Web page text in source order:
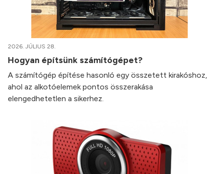
2026. JÚLIUS 28.
Hogyan építsünk számítógépet?
A számítógép építése hasonló egy összetett kirakóshoz,
ahol az alkotóelemek pontos összerakása
elengedhetetlen a sikerhez.